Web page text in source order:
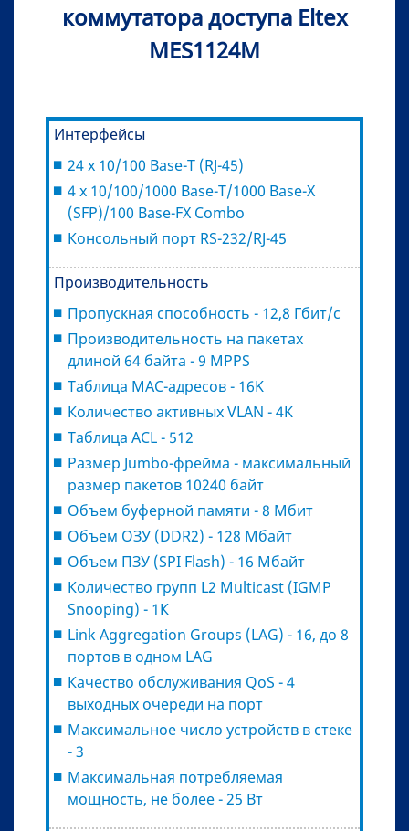
коммутатора доступа Eltex
MES1124M
Интерфейсы
24 х 10/100 Base-T (RJ-45)
4 x 10/100/1000 Base-T/1000 Base-X
(SFP)/100 Base-FX Combo
Консольный порт RS-232/RJ-45
Производительность
Пропускная способность - 12,8 Гбит/с
Производительность на пакетах
длиной 64 байта - 9 MPPS
Таблица MAC-адресов - 16K
Количество активных VLAN - 4K
Таблица ACL - 512
Размер Jumbo-фрейма - максимальный
размер пакетов 10240 байт
Объем буферной памяти - 8 Мбит
Объем ОЗУ (DDR2) - 128 Мбайт
Объем ПЗУ (SPI Flash) - 16 Мбайт
Количество групп L2 Multicast (IGMP
Snooping) - 1К
Link Aggregation Groups (LAG) - 16, до 8
портов в одном LAG
Качество обслуживания QoS - 4
выходных очереди на порт
Максимальное число устройств в стеке
- 3
Максимальная потребляемая
мощность, не более - 25 Вт